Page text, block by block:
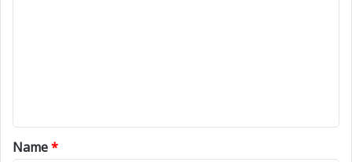
*
Name*